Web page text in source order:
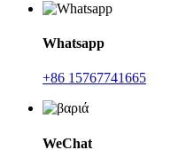
Whatsapp
+86 15767741665
WeChat